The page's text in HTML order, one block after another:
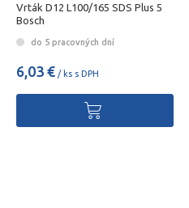
Vrták D12 L100/165 SDS Plus 5
Bosch
do 5 pracovných dní
6,03 € / ks s DPH